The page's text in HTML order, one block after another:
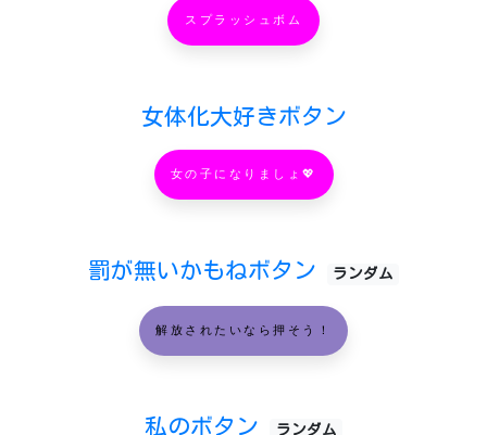
スプラッシュボム
女体化大好きボタン
女の子になりましょ💖
罰が無いかもねボタン ランダム
解放されたいなら押そう！
私のボタン ランダム